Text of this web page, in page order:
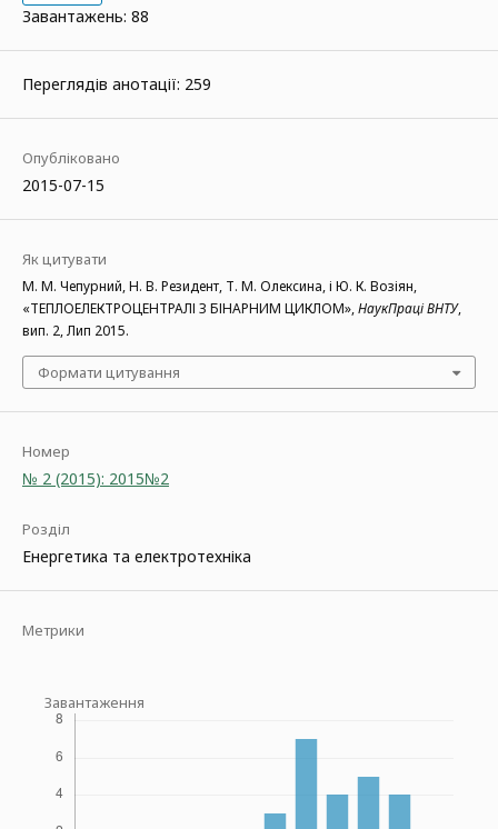
Завантажень: 88
Переглядів анотації: 259
Опубліковано
2015-07-15
Як цитувати
М. М. Чепурний, Н. В. Резидент, Т. М. Олексина, і Ю. К. Возіян,
«ТЕПЛОЕЛЕКТРОЦЕНТРАЛІ З БІНАРНИМ ЦИКЛОМ»,НаукПраці ВНТУ,
вип. 2, Лип 2015.
Формати цитування
Номер
№ 2 (2015): 2015№2
Розділ
Енергетика та електротехніка
Метрики
Завантаження